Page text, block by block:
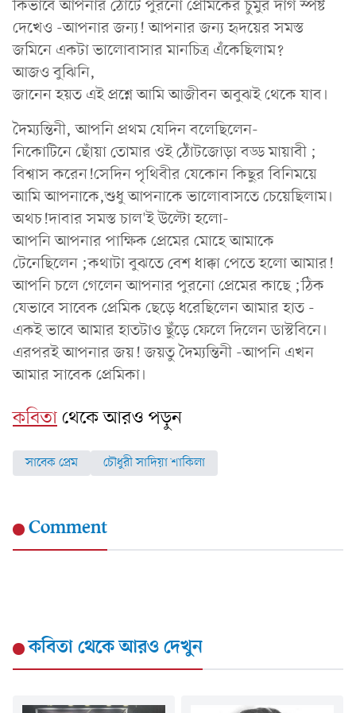
কিভাবে আপনার ঠোঁটে পুরনো প্রেমিকের চুমুর দাগ স্পষ্ট
দেখেও -আপনার জন্য! আপনার জন্য হৃদয়ের সমস্ত
জমিনে একটা ভালোবাসার মানচিত্র এঁকেছিলাম?
আজও বুঝিনি,
জানেন হয়ত এই প্রশ্নে আমি আজীবন অবুঝই থেকে যাব।
দৈম্যন্তিনী, আপনি প্রথম যেদিন বলেছিলেন-
নিকোটিনে ছোঁয়া তোমার ওই ঠোঁটজোড়া বড্ড মায়াবী ;
বিশ্বাস করেন!সেদিন পৃথিবীর যেকোন কিছুর বিনিময়ে
আমি আপনাকে,শুধু আপনাকে ভালোবাসতে চেয়েছিলাম।
অথচ!দাবার সমস্ত চাল'ই উল্টো হলো-
আপনি আপনার পাক্ষিক প্রেমের মোহে আমাকে
টেনেছিলেন ;কথাটা বুঝতে বেশ ধাক্কা পেতে হলো আমার!
আপনি চলে গেলেন আপনার পুরনো প্রেমের কাছে ;ঠিক
যেভাবে সাবেক প্রেমিক ছেড়ে ধরেছিলেন আমার হাত -
একই ভাবে আমার হাতটাও ছুঁড়ে ফেলে দিলেন ডাস্টবিনে।
এরপরই আপনার জয়! জয়তু দৈম্যন্তিনী -আপনি এখন
আমার সাবেক প্রেমিকা।
কবিতাথেকে আরও পড়ুন
সাবেক প্রেম চৌধুরী সাদিয়া শাকিলা
Comment
কবিতাথেকে আরও দেখুন